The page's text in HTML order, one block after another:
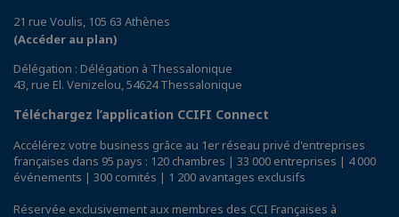
21 rue Voulis, 105 63 Athènes
(Accéder au plan)
Délégation : Délégation à Thessalonique
43, rue El. Venizelou, 54624 Thessalonique
Téléchargez l’application CCIFI Connect
Accélérez votre business grâce au 1er réseau privé d'entreprises
françaises dans 95 pays : 120 chambres | 33 000 entreprises | 4 000
événements | 300 comités | 1 200 avantages exclusifs
Réservée exclusivement aux membres des CCI Françaises à